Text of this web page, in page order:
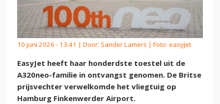
10 juni 2026 - 13:41 | Door: Sander Lamers | Foto: easyJet
EasyJet heeft haar honderdste toestel uit de
A320neo-familie in ontvangst genomen. De Britse
prijsvechter verwelkomde het vliegtuig op
Hamburg Finkenwerder Airport.